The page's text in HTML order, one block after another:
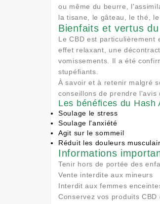
ou même du beurre,
la tisane, le gâteau, le thé,
Bienfaits et vertus
Le CBD est
effet relaxant, une
vomissements. Il a été
stupéfiants.
À savoir et à retenir malgré
conseillons de prendre l'avis
Les bénéfices du Hash
Soulage le stress
Soulage l'anxiété
Agit sur le sommeil
Réduit les douleurs
Informations
Tenir hors de portée des
Vente interdite aux mineurs
Interdit aux femmes
Conservez vos produits